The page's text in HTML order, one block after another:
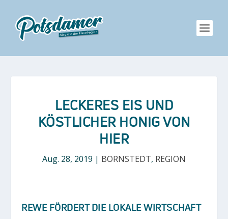
LECKERES EIS UND
KÖSTLICHER HONIG VON
HIER
Aug. 28, 2019 | BORNSTEDT, REGION
REWE FÖRDERT DIE LOKALE WIRTSCHAFT